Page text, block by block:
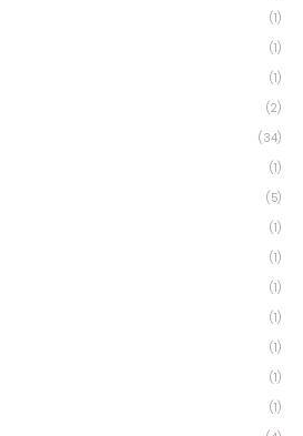
(1)
(1)
(1)
(2)
(34)
(1)
(5)
(1)
(1)
(1)
(1)
(1)
(1)
(1)